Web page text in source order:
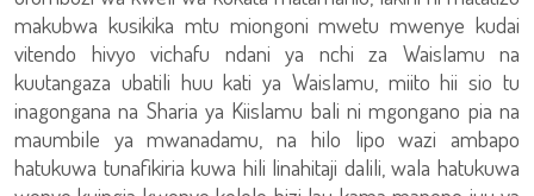
makubwa kusikika mtu miongoni mwetu mwenye kudai
vitendo hivyo vichafu ndani ya nchi za Waislamu na
kuutangaza ubatili huu kati ya Waislamu, miito hii sio tu
inagongana na Sharia ya Kiislamu bali ni mgongano pia na
maumbile ya mwanadamu, na hilo lipo wazi ambapo
hatukuwa tunafikiria kuwa hili linahitaji dalili, wala hatukuwa